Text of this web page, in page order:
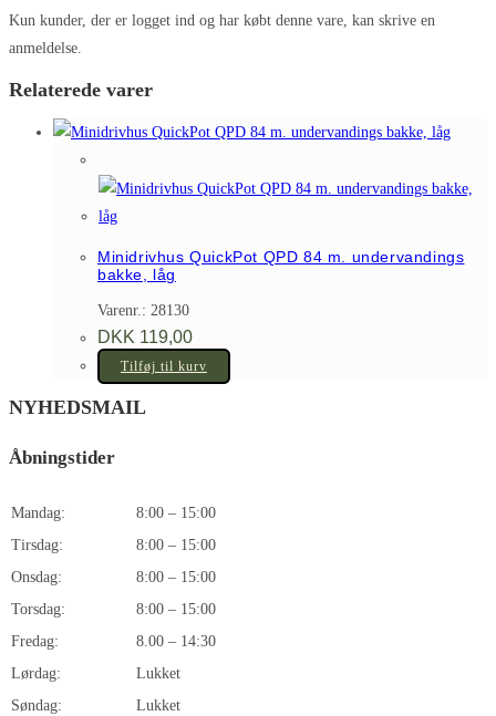
Kun kunder, der er logget ind og har købt denne vare, kan skrive en
anmeldelse.
Relaterede varer
Minidrivhus QuickPot QPD 84 m. undervandings
bakke, låg
Varenr.: 28130
DKK 119,00
Tilføj til kurv
NYHEDSMAIL
Åbningstider
Mandag:
8:00 – 15:00
Tirsdag:
8:00 – 15:00
Onsdag:
8:00 – 15:00
Torsdag:
8:00 – 15:00
Fredag:
8.00 – 14:30
Lørdag:
Lukket
Søndag:
Lukket